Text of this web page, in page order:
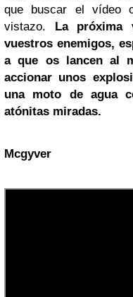
que buscar el vídeo
vistazo. La próxima
vuestros enemigos,
a que os lancen al
accionar unos
una moto de agua
atónitas miradas.
Mcgyver